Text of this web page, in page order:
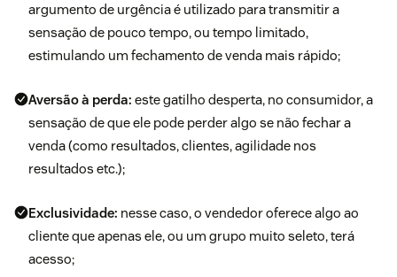
argumento de urgência é utilizado para transmitir a
sensação de pouco tempo, ou tempo limitado,
estimulando um fechamento de venda mais rápido;
Aversão à perda: este gatilho desperta, no consumidor, a
sensação de que ele pode perder algo se não fechar a
venda (como resultados, clientes, agilidade nos
resultados etc.);
Exclusividade: nesse caso, o vendedor oferece algo ao
cliente que apenas ele, ou um grupo muito seleto, terá
acesso;